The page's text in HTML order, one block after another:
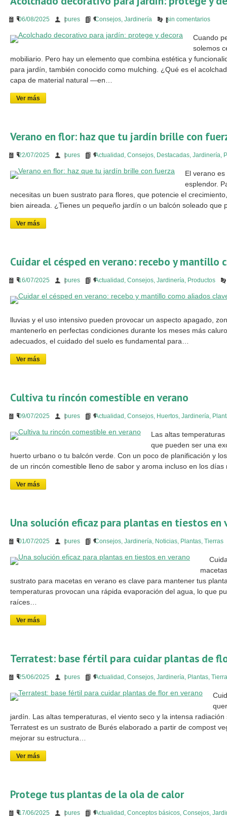
06/08/2025 bures Consejos, Jardinería sin comentarios
Cuando
solemos
mobiliario. Pero hay un elemento que combina estética y
para jardín, también conocido como mulching. ¿Qué es el
capa de material natural —en…
Ver más
Verano en flor: haz que tu jardín brille con
22/07/2025 bures Actualidad , Consejos, Destacadas, Jardinería,
El verano
esplendor.
necesitas un buen sustrato para flores, que potencie el
bien aireada. ¿Tienes un pequeño jardín o un balcón soleado que
Ver más
Cuidar el césped en verano: recebo y mantillo
16/07/2025 bures Actualidad , Consejos, Jardinería, Productos
lluvias y el uso intensivo pueden provocar un aspecto apagado,
mantenerlo en perfectas condiciones durante los meses más
adecuados, el cuidado del suelo es fundamental para…
Ver más
Cultiva tu rincón comestible en verano
09/07/2025 bures Actualidad , Consejos, Huertos, Jardinería,
Las altas
que pueden ser una
huerto urbano o tu balcón verde. Con un poco de planificación y
de un rincón comestible lleno de sabor y aroma incluso en los
Ver más
Una solución eficaz para plantas en tiestos en
01/07/2025 bures Consejos, Jardinería, Noticias, Plantas, Tierras
sustrato para macetas en verano es clave para mantener tus
temperaturas provocan una rápida evaporación del agua, lo que
raíces…
Ver más
Terratest: base fértil para cuidar plantas de
25/06/2025 bures Actualidad , Consejos, Jardinería, Plantas,
jardín. Las altas temperaturas, el viento seco y la intensa
Terratest es un sustrato de Burés elaborado a partir de compost
mejorar su estructura…
Ver más
Protege tus plantas de la ola de calor
17/06/2025 bures Actualidad , Conceptos básicos, Consejos,